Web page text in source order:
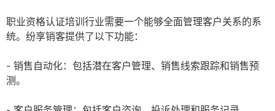
职业资格认证培训行业需要一个能够全面管理客户关系的系
统。纷享销客提供了以下功能：
- 销售自动化：包括潜在客户管理、销售线索跟踪和销售预
测。